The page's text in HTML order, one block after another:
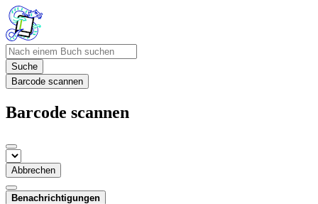
Suche
Barcode scannen
Barcode scannen
Abbrechen
Benachrichtigungen